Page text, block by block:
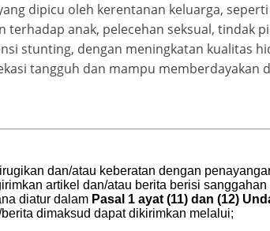
dipicu oleh kerentanan keluarga,
terhadap anak, pelecehan seksual, tindak
stunting, dengan meningkatan kualitas
tangguh dan mampu memberdayakan